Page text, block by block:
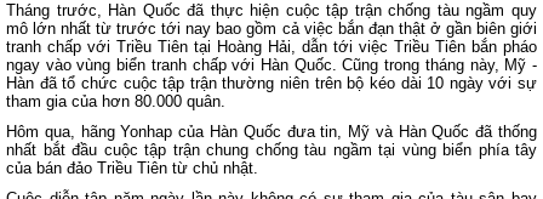
Tháng trước, Hàn Quốc đã thực hiện cuộc tập trận chống tàu ngầm quy
mô lớn nhất từ trước tới nay bao gồm cả việc bắn đạn thật ở gần biên giới
tranh chấp với Triều Tiên tại Hoàng Hải, dẫn tới việc Triều Tiên bắn pháo
ngay vào vùng biển tranh chấp với Hàn Quốc. Cũng trong tháng này, Mỹ -
Hàn đã tổ chức cuộc tập trận thường niên trên bộ kéo dài 10 ngày với sự
tham gia của hơn 80.000 quân.
Hôm qua, hãng Yonhap của Hàn Quốc đưa tin, Mỹ và Hàn Quốc đã thống
nhất bắt đầu cuộc tập trận chung chống tàu ngầm tại vùng biển phía tây
của bán đảo Triều Tiên từ chủ nhật.